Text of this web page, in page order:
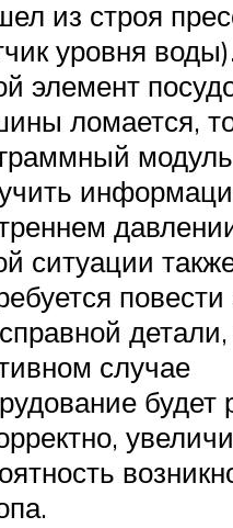
из строя
уровня
элемент
ломается,
ситуации
случае
будет